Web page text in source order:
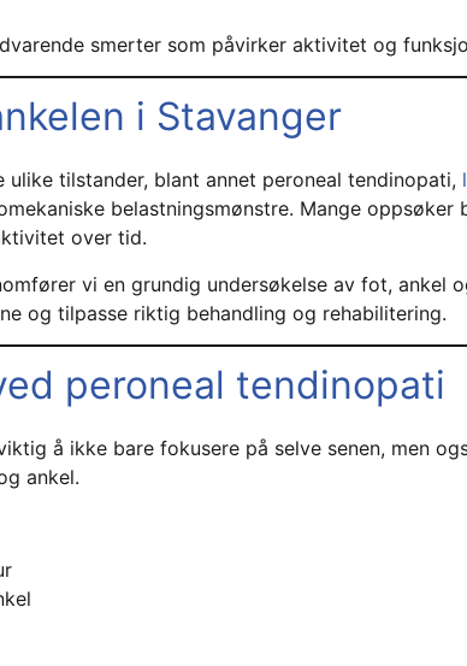
smerter som påvirker aktivitet og
i Stavanger
tilstander, blant annet peroneal tendinopati,
belastningsmønstre. Mange oppsøker
over tid.
vi en grundig undersøkelse av fot, ankel
og tilpasse riktig behandling og rehabilitering.
peroneal tendinopati
å ikke bare fokusere på selve senen, men
ankel.